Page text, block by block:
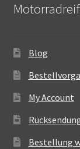
Blog
My Account
Bestellung